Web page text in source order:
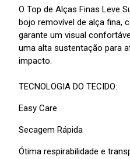
O Top de Alças Finas Leve
bojo removível de alça fina,
garante um visual
uma alta sustentação para
impacto.
TECNOLOGIA DO TECIDO:
Easy Care
Secagem Rápida
Ótima respirabilidade e